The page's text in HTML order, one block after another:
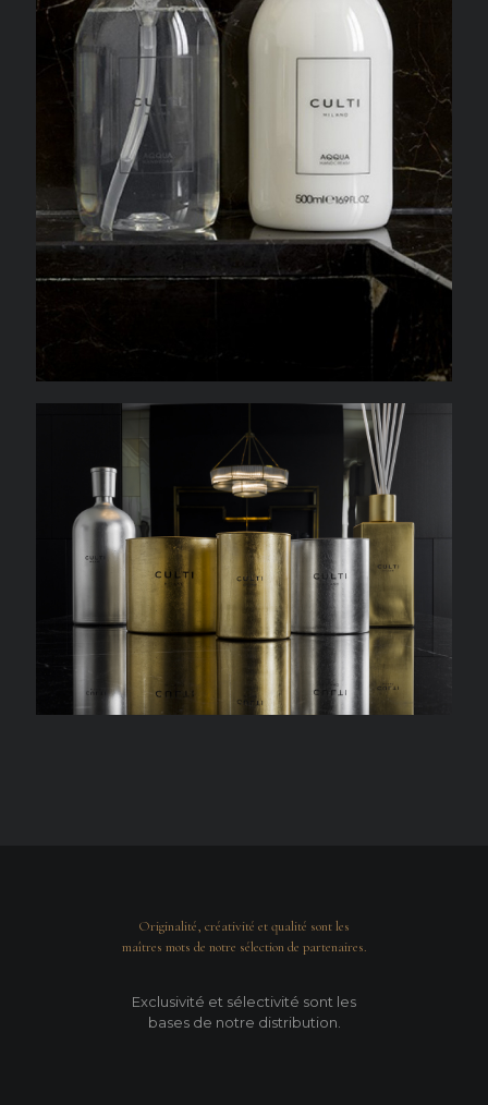
Originalité, créativité et qualité sont les
maîtres mots de notre sélection de partenaires.
Exclusivité et sélectivité sont les
bases de notre distribution.